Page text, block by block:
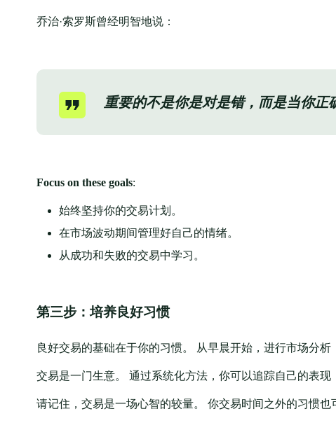
乔治·索罗斯曾经明智地说：
重要的不是你是对是错，而是当你正
Focus on these goals:
始终坚持你的交易计划。
在市场波动期间管理好自己的情绪。
从成功和失败的交易中学习。
第三步：培养良好习惯
良好交易的基础在于你的习惯。 从早晨开始，进行市场分
交易是一门生意。 通过系统化方法，你可以追踪自己的表现
请记住，交易是一场心智的较量。 你交易时间之外的习惯也